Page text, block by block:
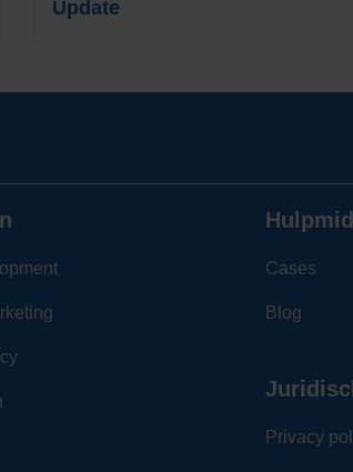
Update
Cases
Blog
Privacy